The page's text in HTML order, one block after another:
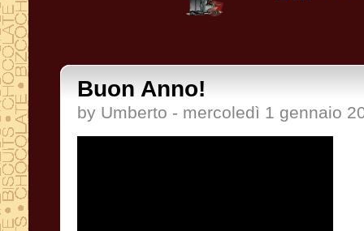
Buon Anno!
by Umberto - mercoledì 1 gennaio